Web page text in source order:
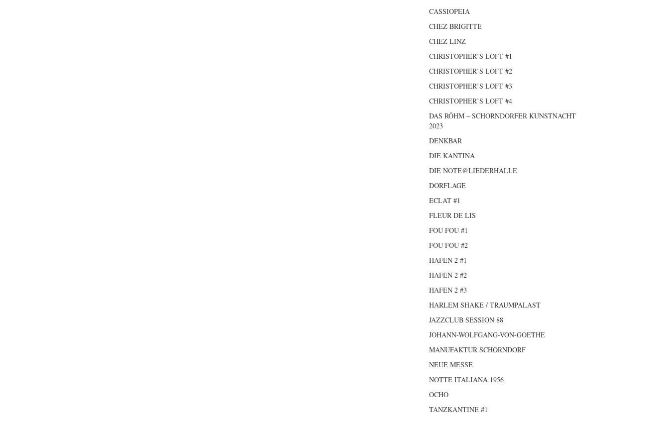
CASSIOPEIA
CHEZ BRIGITTE
CHEZ LINZ
CHRISTOPHER’S LOFT #1
CHRISTOPHER’S LOFT #2
CHRISTOPHER’S LOFT #3
CHRISTOPHER’S LOFT #4
DAS RÖHM – SCHORNDORFER KUNSTNACHT
2023
DENKBAR
DIE KANTINA
DIE NOTE@LIEDERHALLE
DORFLAGE
ECLAT #1
FLEUR DE LIS
FOU FOU #1
FOU FOU #2
HAFEN 2 #1
HAFEN 2 #2
HAFEN 2 #3
HARLEM SHAKE / TRAUMPALAST
JAZZCLUB SESSION 88
JOHANN-WOLFGANG-VON-GOETHE
MANUFAKTUR SCHORNDORF
NEUE MESSE
NOTTE ITALIANA 1956
OCHO
TANZKANTINE #1